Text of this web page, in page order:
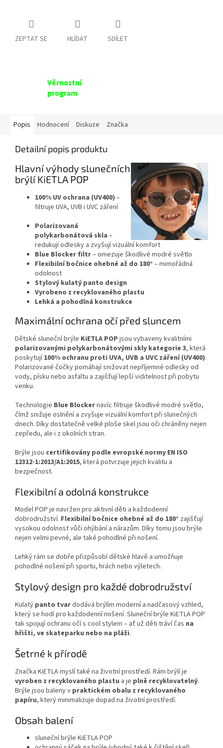
ZEPTAT SE HLÍDAT SDÍLET
Věrnostní
program
Popis Hodnocení Diskuze Značka
Detailní popis produktu
Hlavní výhody slunečních
brýlí KiETLA POP
100% UV ochrana (UV400) –
filtruje UVA, UVB i UVC záření
Polarizovaná
polykarbonátová skla –
redukují odlesky a zvyšují vizuální komfort
Blue Blocker filtr– omezuje škodlivé modré světlo
Flexibilní bočnice ohebné až do 180° – mimořádná
odolnost
Stylový kulatý panto design
Vyrobeno z recyklovaného plastu
Lehká a pohodlná konstrukce
Maximální ochrana očí před sluncem
Dětské sluneční brýle KiETLA POP jsou vybaveny kvalitními
polarizovanými polykarbonátovými skly kategorie 3, která
poskytují100% ochranu proti UVA, UVB a UVC záření (UV400).
Polarizované čočky pomáhají snižovat nepříjemné odlesky od
vody, písku nebo asfaltu a zajišťují lepší viditelnost při pobytu
venku.
Technologie Blue Blockernavíc filtruje škodlivé modré světlo,
čímž snižuje oslnění a zvyšuje vizuální komfort při slunečných
dnech. Díky dostatečně velké ploše skel jsou oči chráněny nejen
zepředu, ale i z okolních stran.
Brýle jsou certifikovány podle evropské normy EN ISO
12312-1:2013/A1:2015, která potvrzuje jejich kvalitu a
bezpečnost.
Flexibilní a odolná konstrukce
Model POP je navržen pro aktivní děti a každodenní
dobrodružství. Flexibilní bočnice ohebné až do 180° zajišťují
vysokou odolnost vůči ohýbání a nárazům. Díky tomu jsou brýle
nejen velmi pevné, ale také pohodlné při nošení.
Lehký rám se dobře přizpůsobí dětské hlavě a umožňuje
pohodlné nošení při sportu, hrách nebo výletech.
Stylový design pro každé dobrodružství
Kulatý panto tvardodává brýlím moderní a nadčasový vzhled,
který se hodí pro každodenní nošení. Sluneční brýle KiETLA POP
tak spojují ochranu očí s cool stylem – ať už děti tráví čas na
hřišti, ve skateparku nebo na pláži.
Šetrné k přírodě
Značka KiETLA myslí také na životní prostředí. Rám brýlí je
vyroben z recyklovaného plastu a je plně recyklovatelný.
Brýle jsou baleny v praktickém obalu z recyklovaného
papíru, který minimalizuje dopad na životní prostředí.
Obsah balení
sluneční brýle KiETLA POP